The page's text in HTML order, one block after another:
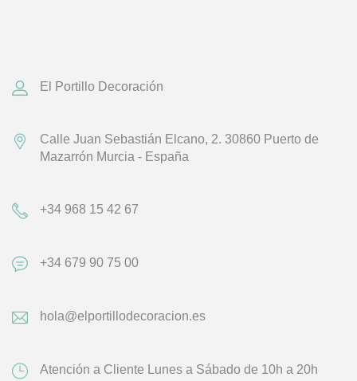
El Portillo Decoración
Calle Juan Sebastián Elcano, 2. 30860 Puerto de
Mazarrón Murcia - España
+34 968 15 42 67
+34 679 90 75 00
hola@elportillodecoracion.es
Atención a Cliente Lunes a Sábado de 10h a 20h